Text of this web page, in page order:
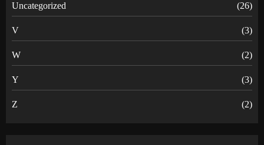
Uncategorized (26)
V (3)
W (2)
Y (3)
Z (2)